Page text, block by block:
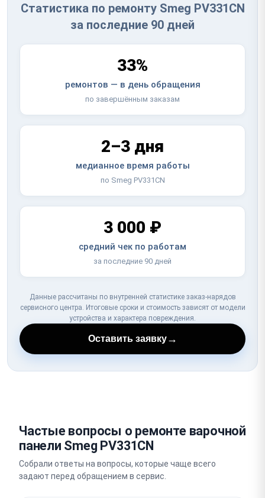
Статистика по ремонту Smeg PV331CN
за последние 90 дней
33%
ремонтов — в день обращения
по завершённым заказам
2–3 дня
медианное время работы
по Smeg PV331CN
3 000 ₽
средний чек по работам
за последние 90 дней
Данные рассчитаны по внутренней статистике заказ-нарядов
сервисного центра. Итоговые сроки и стоимость зависят от модели
устройства и характера повреждения.
Оставить заявку→
Частые вопросы о ремонте варочной
панели Smeg PV331CN
Собрали ответы на вопросы, которые чаще всего
задают перед обращением в сервис.